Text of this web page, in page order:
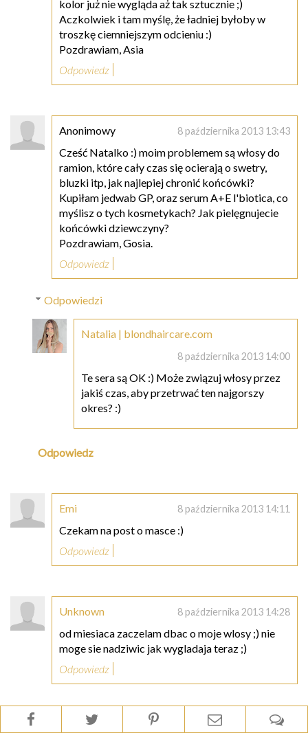
kolor już nie wygląda aż tak sztucznie ;)
Aczkolwiek i tam myślę, że ładniej byłoby w
troszkę ciemniejszym odcieniu :)
Pozdrawiam, Asia
Odpowiedz
Anonimowy 8 października 2013 13:43
Cześć Natalko :) moim problemem są włosy do
ramion, które cały czas się ocierają o swetry,
bluzki itp, jak najlepiej chronić końcówki?
Kupiłam jedwab GP, oraz serum A+E l'biotica, co
myślisz o tych kosmetykach? Jak pielęgnujecie
końcówki dziewczyny?
Pozdrawiam, Gosia.
Odpowiedz
Odpowiedzi
Natalia | blondhaircare.com
8 października 2013 14:00
Te sera są OK :) Może związuj włosy przez
jakiś czas, aby przetrwać ten najgorszy
okres? :)
Odpowiedz
Emi 8 października 2013 14:11
Czekam na post o masce :)
Odpowiedz
Unknown 8 października 2013 14:28
od miesiaca zaczelam dbac o moje wlosy ;) nie
moge sie nadziwic jak wygladaja teraz ;)
Odpowiedz
Unknown 8 października 2013 14:31